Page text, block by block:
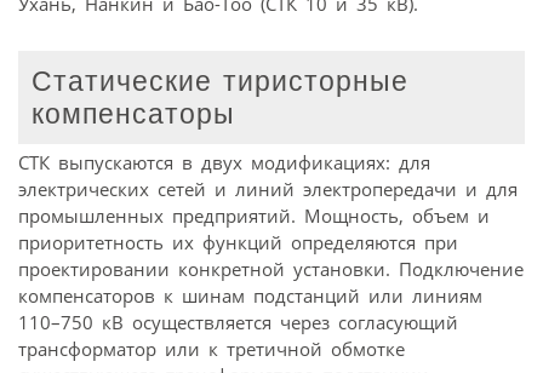
Статические тиристорные
компенсаторы
СТК выпускаются в двух модификациях: для
электрических сетей и линий электропередачи и для
промышленных предприятий. Мощность, объем и
приоритетность их функций определяются при
проектировании конкретной установки. Подключение
компенсаторов к шинам подстанций или линиям
110–750 кВ осуществляется через согласующий
трансформатор или к третичной обмотке